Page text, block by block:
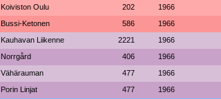
Koiviston Oulu 202 1966
Bussi-Ketonen 586 1966
Kauhavan Liikenne 2221 1966
Norrgård 406 1966
Vähärauman 477 1966
Porin Linjat 477 1966